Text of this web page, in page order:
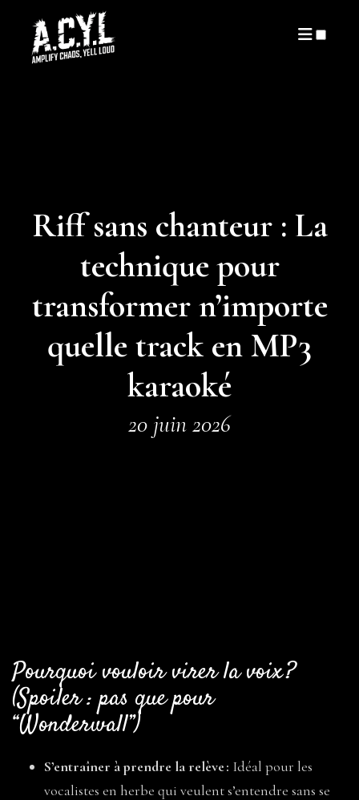
Riff sans chanteur : La
technique pour
transformer n’importe
quelle track en MP3
karaoké
20 juin 2026
Pourquoi vouloir virer la voix ?
(Spoiler : pas que pour
“Wonderwall”)
S’entraîner à prendre la relève : Idéal pour les
vocalistes en herbe qui veulent s’entendre sans se